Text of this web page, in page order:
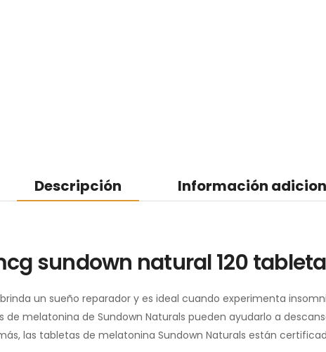
Descripción Información
sundown natural 120
un sueño reparador y es ideal cuando experimenta
de melatonina de Sundown Naturals pueden ayudarlo a
las tabletas de melatonina Sundown Naturals están